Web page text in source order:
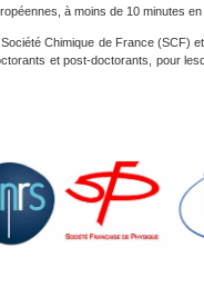
à moins de 10 minutes
Chimique de France (SCF)
et post-doctorants, pour